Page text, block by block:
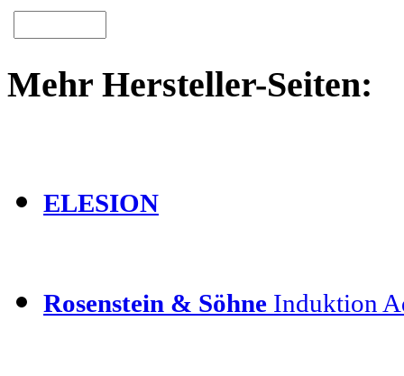
Mehr Hersteller-Seiten:
ELESION
Rosenstein & Söhne Induktion